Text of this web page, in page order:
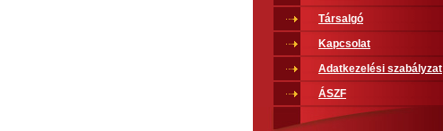
Társalgó
Kapcsolat
Adatkezelési szabályzat
ÁSZF